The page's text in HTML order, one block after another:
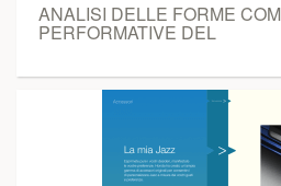
ANALISI DELLE FORME
PERFORMATIVE DEL